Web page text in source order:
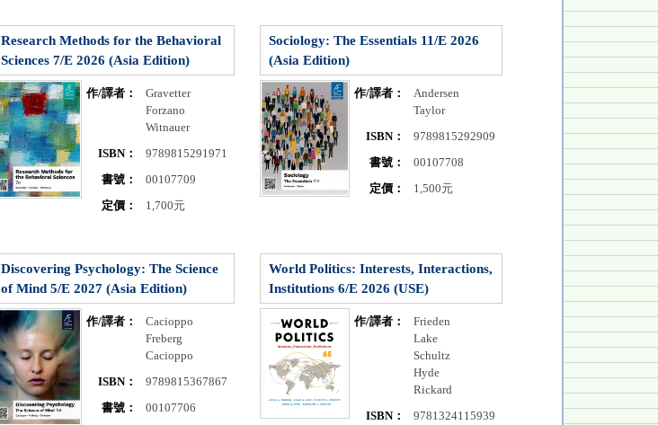
Research Methods for the Behavioral
Sciences 7/E 2026 (Asia Edition)
作/譯者：
Gravetter
Forzano
Witnauer
ISBN：
9789815291971
書號：
00107709
定價：
1,700元
Sociology: The Essentials 11/E 2026
(Asia Edition)
作/譯者：
Andersen
Taylor
ISBN：
9789815292909
書號：
00107708
定價：
1,500元
Discovering Psychology: The Science
of Mind 5/E 2027 (Asia Edition)
作/譯者：
Cacioppo
Freberg
Cacioppo
ISBN：
9789815367867
書號：
00107706
World Politics: Interests, Interactions,
Institutions 6/E 2026 (USE)
作/譯者：
Frieden
Lake
Schultz
Hyde
Rickard
ISBN：
9781324115939